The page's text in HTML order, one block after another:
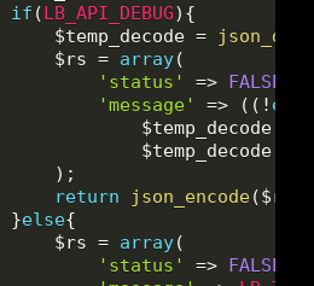
if (LB_API_DEBUG) {
$temp_decode =
$rs = array(
'status'
=> FALSE
'message'
=> ( ( !
$temp_decode
$temp_decode
) ;
return
json_encode($rs
}else{
$rs = array(
'status'
=> FALSE